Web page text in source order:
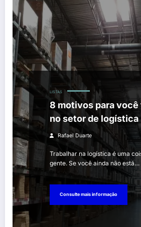
LISTAS
8 motivos para você
no setor de logística
Rafael Duarte
Trabalhar na logística é uma
gente. Se você ainda não está…
Consulte mais informação